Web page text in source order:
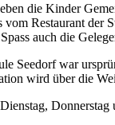
die Kinder
vom Restaurant
auch die
Seedorf war
wird über die